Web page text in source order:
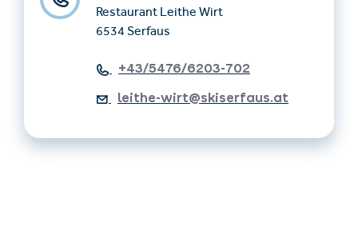
Restaurant Leithe Wirt
6534 Serfaus
+43/5476/6203-702
leithe-wirt@skiserfaus.at